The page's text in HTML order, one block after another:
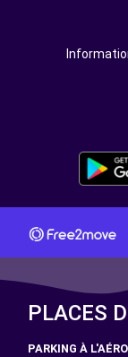
PLACES
PARKING À